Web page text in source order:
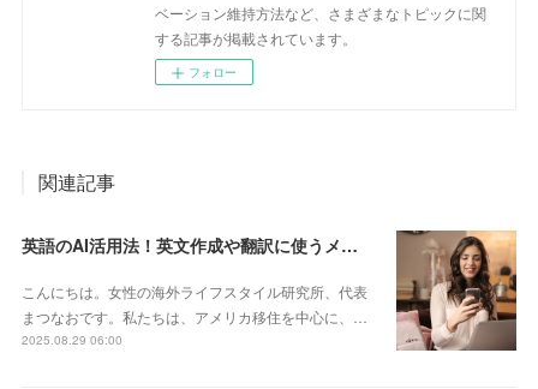
ベーション維持方法など、さまざまなトピックに関
する記事が掲載されています。
フォロー
関連記事
英語のAI活用法！英文作成や翻訳に使うメリットや気をつけるべきことを紹介します
こんにちは。女性の海外ライフスタイル研究所、代表
まつなおです。私たちは、アメリカ移住を中心に、…
2025.08.29 06:00